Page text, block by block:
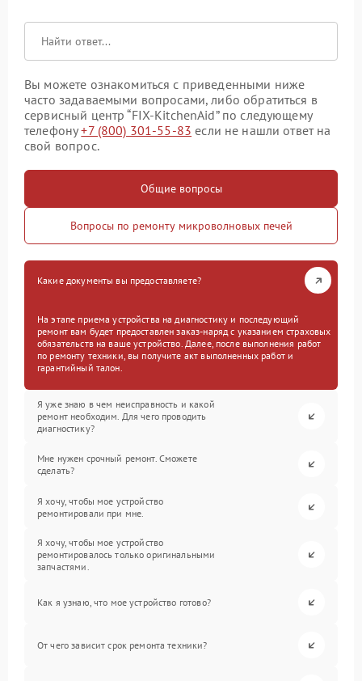
Вы можете ознакомиться с приведенными ниже
часто задаваемыми вопросами, либо обратиться в
сервисный центр “FIX-KitchenAid” по следующему
телефону+7 (800) 301-55-83 если не нашли ответ на
свой вопрос.
Общие вопросы
Вопросы по ремонту микроволновых печей
Какие документы вы предоставляете?
На этапе приема устройства на диагностику и последующий
ремонт вам будет предоставлен заказ-наряд с указанием страховых
обязательств на ваше устройство. Далее, после выполнения работ
по ремонту техники, вы получите акт выполненных работ и
гарантийный талон.
Я уже знаю в чем неисправность и какой
ремонт необходим. Для чего проводить
диагностику?
Мне нужен срочный ремонт. Сможете
сделать?
Я хочу, чтобы мое устройство
ремонтировали при мне.
Я хочу, чтобы мое устройство
ремонтировалось только оригинальными
запчастями.
Как я узнаю, что мое устройство готово?
От чего зависит срок ремонта техники?